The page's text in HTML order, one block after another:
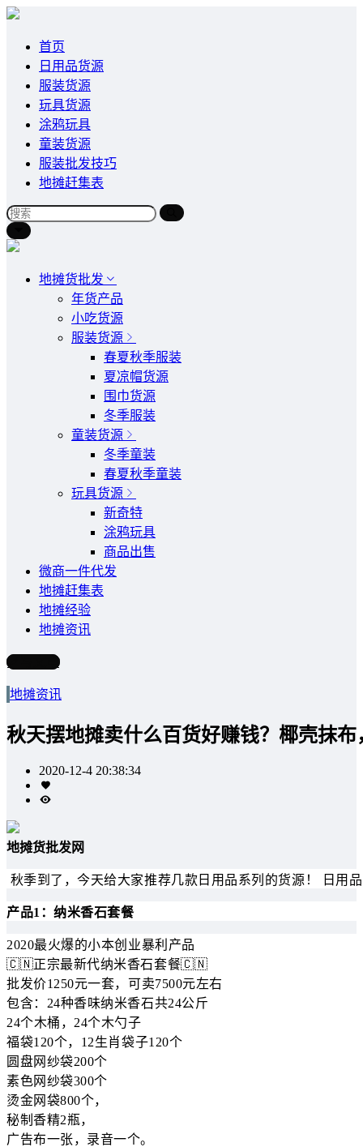
首页
日用品货源
服装货源
玩具货源
涂鸦玩具
童装货源
服装批发技巧
地摊赶集表
地摊货批发
年货产品
小吃货源
服装货源
春夏秋季服装
夏凉帽货源
围巾货源
冬季服装
童装货源
冬季童装
春夏秋季童装
玩具货源
新奇特
涂鸦玩具
商品出售
微商一件代发
地摊赶集表
地摊经验
地摊资讯
写文章
地摊资讯
秋天摆地摊卖什么百货好赚钱？椰壳抹
2020-12-4 20:38:34
地摊货批发网
秋季到了，今天给大家推荐几款日用品系列的货源！ 日用
产品1：纳米香石套餐
2020最火爆的小本创业暴利产品
🇨🇳正宗最新代纳米香石套餐🇨🇳
批发价1250元一套，可卖7500元左右
包含：24种香味纳米香石共24公斤
24个木桶，24个木勺子
福袋120个，12生肖袋子120个
圆盘网纱袋200个
素色网纱袋300个
烫金网袋800个，
秘制香精2瓶，
广告布一张，录音一个。